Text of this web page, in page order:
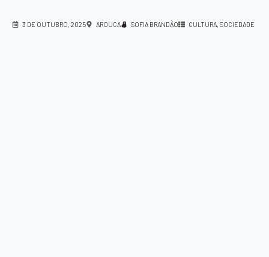
3 DE OUTUBRO, 2025 AROUCA SOFIA BRANDÃO CULTURA SOCIEDADE